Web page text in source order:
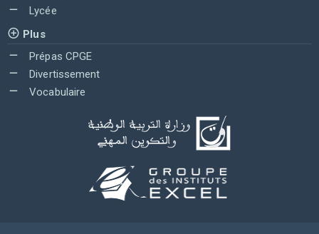
Lycée
Plus
Prépas CPGE
Divertissement
Vocabulaire